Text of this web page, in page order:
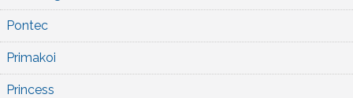
Pontec
Primakoi
Princess